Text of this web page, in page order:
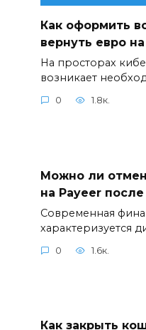
Как оформить
вернуть евро
На просторах
возникает
0 1.8к.
Можно ли
на Payeer
Современная
характеризуется
0 1.6к.
Как закрыть